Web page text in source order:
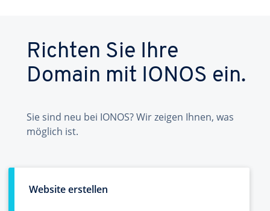
Richten Sie Ihre
Domain mit IONOS ein.
Sie sind neu bei IONOS? Wir zeigen Ihnen, was
möglich ist.
Website erstellen